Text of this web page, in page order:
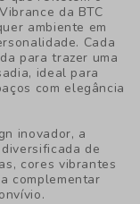
da BTC
ambiente em
Cada
para trazer uma
ideal para
com elegância
inovador, a
de
cores vibrantes
complementar